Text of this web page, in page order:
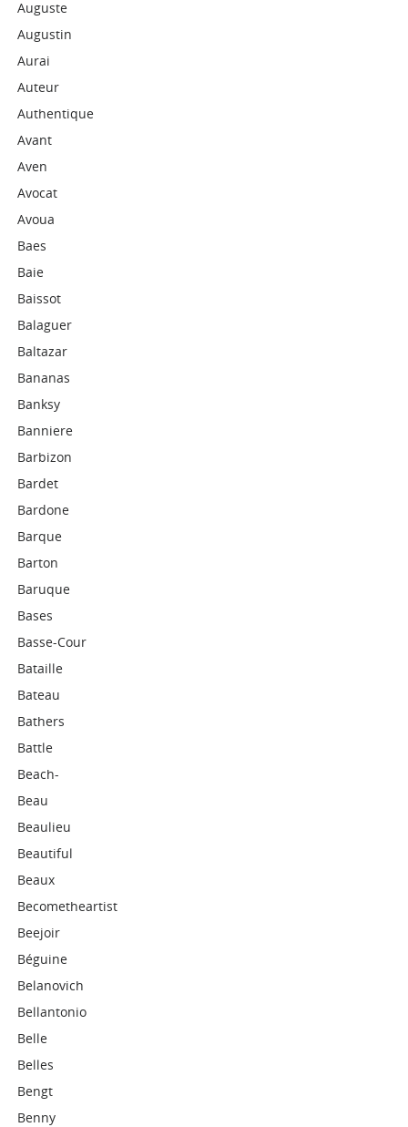
Auguste
Augustin
Aurai
Auteur
Authentique
Avant
Aven
Avocat
Avoua
Baes
Baie
Baissot
Balaguer
Baltazar
Bananas
Banksy
Banniere
Barbizon
Bardet
Bardone
Barque
Barton
Baruque
Bases
Basse-Cour
Bataille
Bateau
Bathers
Battle
Beach-
Beau
Beaulieu
Beautiful
Beaux
Becometheartist
Beejoir
Béguine
Belanovich
Bellantonio
Belle
Belles
Bengt
Benny